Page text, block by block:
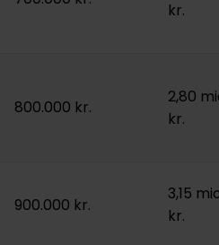
kr.
800.000 kr.
2,80
kr.
900.000 kr.
3,15
kr.